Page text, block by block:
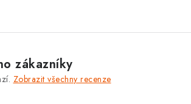
zákazníky
Zobrazit všechny recenze